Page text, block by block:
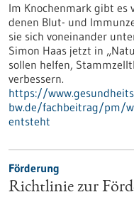
Im Knochenmark gibt es
denen Blut- und
sie sich voneinander
Simon Haas jetzt in
sollen helfen,
verbessern.
https://
bw.de/fachbeitrag/pm/
entsteht
Förderung
Richtlinie zur